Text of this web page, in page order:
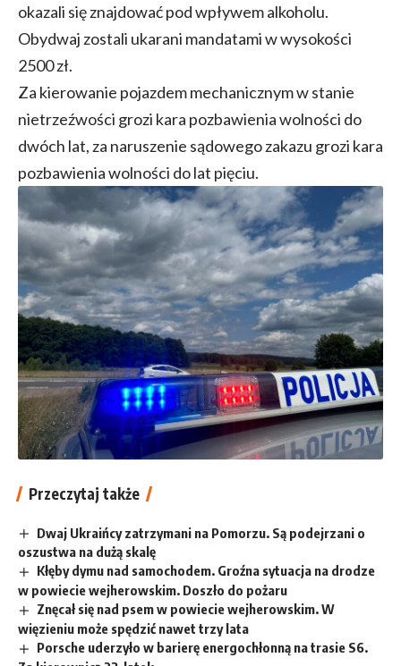
okazali się znajdować pod wpływem alkoholu.
Obydwaj zostali ukarani mandatami w wysokości
2500 zł.
Za kierowanie pojazdem mechanicznym w stanie
nietrzeźwości grozi kara pozbawienia wolności do
dwóch lat, za naruszenie sądowego zakazu grozi kara
pozbawienia wolności do lat pięciu.
Przeczytaj także
Dwaj Ukraińcy zatrzymani na Pomorzu. Są podejrzani o
oszustwa na dużą skalę
Kłęby dymu nad samochodem. Groźna sytuacja na drodze
w powiecie wejherowskim. Doszło do pożaru
Znęcał się nad psem w powiecie wejherowskim. W
więzieniu może spędzić nawet trzy lata
Porsche uderzyło w barierę energochłonną na trasie S6.